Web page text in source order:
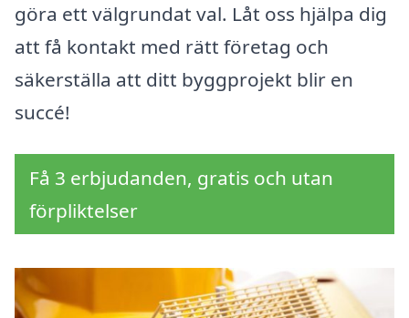
göra ett välgrundat val. Låt oss hjälpa dig
att få kontakt med rätt företag och
säkerställa att ditt byggprojekt blir en
succé!
Få 3 erbjudanden, gratis och utan
förpliktelser